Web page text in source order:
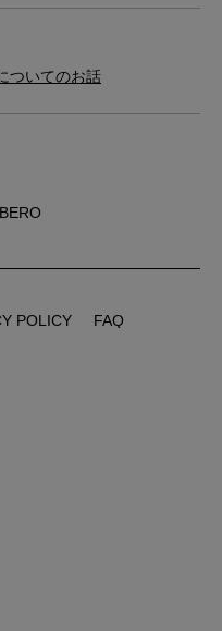
ついてのお話
POLICY
FAQ